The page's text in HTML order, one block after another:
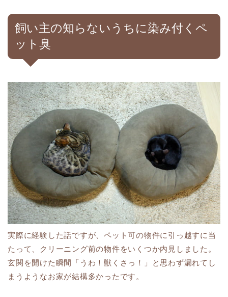
飼い主の知らないうちに染み付くペ
ット臭
実際に経験した話ですが、ペット可の物件に引っ越すに当
たって、クリーニング前の物件をいくつか内見しました。
玄関を開けた瞬間「うわ！獣くさっ！」と思わず漏れてし
まうようなお家が結構多かったです。